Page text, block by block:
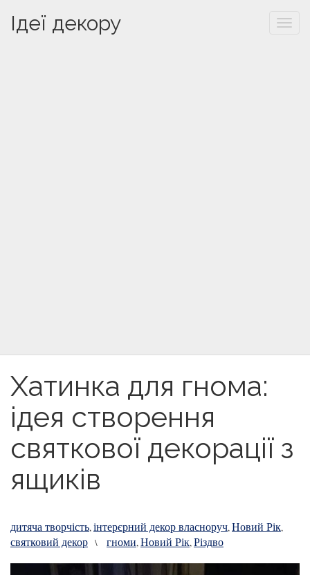
Ідеї декору
Хатинка для гнома:
ідея створення
святкової декорації з
ящиків
дитяча творчість,інтерєрний декор власноруч,Новий Рік,
святковий декор \ гноми,Новий Рік,Різдво